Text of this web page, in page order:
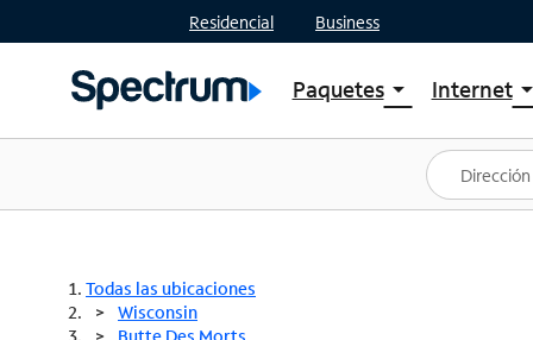
Residencial Business
Paquetesarrow_drop_down
Ver paquetes
Spectrum One
Mejores ofertas
Internetarrow_drop_down
Planes
Todas las ubicaciones
Wisconsin